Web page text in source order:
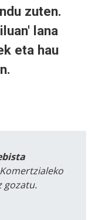
zuten.
lana
eta hau
gozatu.